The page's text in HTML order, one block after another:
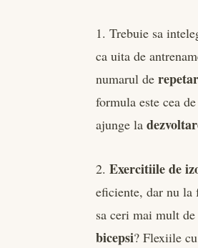
1. Trebuie sa
ca uita de
numarul de
formula este cea
ajunge la
2.Exercitiile de
eficiente, dar nu
sa ceri mai mult
bicepsi? Flexiile